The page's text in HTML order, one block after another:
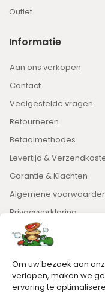
Om uw bezoek aan
verlopen, maken we
ervaring te
Outlet
Informatie
Aan ons verkopen
Contact
Veelgestelde vragen
Retourneren
Betaalmethodes
Levertijd &
Garantie & Klachten
Algemene
Privacyverklaring
Nieuwsbrief
Blijft op de hoogte van het